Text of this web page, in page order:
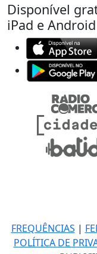
Disponível
iPad e Android
FREQUÊNCIAS |
POLÍTICA DE